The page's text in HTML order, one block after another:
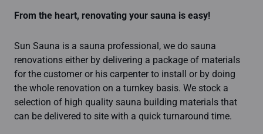
From the heart, renovating your sauna is easy!
Sun Sauna is a sauna professional, we do sauna
renovations either by delivering a package of materials
for the customer or his carpenter to install or by doing
the whole renovation on a turnkey basis. We stock a
selection of high quality sauna building materials that
can be delivered to site with a quick turnaround time.